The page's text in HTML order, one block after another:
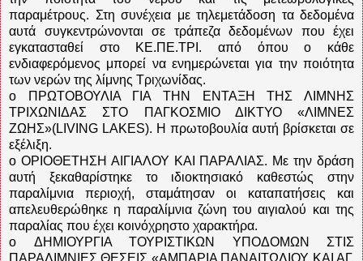
παραμέτρους. Στη συνέχεια με τηλεμετάδοση τα δεδομένα
αυτά συγκεντρώνονται σε τράπεζα δεδομένων που έχει
εγκατασταθεί στο ΚΕ.ΠΕ.ΤΡΙ. από όπου ο κάθε
ενδιαφερόμενος μπορεί να ενημερώνεται για την ποιότητα
των νερών της λίμνης Τριχωνίδας.
o ΠΡΩΤΟΒΟΥΛΙΑ ΓΙΑ ΤΗΝ ΕΝΤΑΞΗ ΤΗΣ ΛΙΜΝΗΣ
ΤΡΙΧΩΝΙΔΑΣ ΣΤΟ ΠΑΓΚΟΣΜΙΟ ΔΙΚΤΥΟ «ΛΙΜΝΕΣ
ΖΩΗΣ»(LIVING LAKES). Η πρωτοβουλία αυτή βρίσκεται σε
εξέλιξη.
o ΟΡΙΟΘΕΤΗΣΗ ΑΙΓΙΑΛΟΥ ΚΑΙ ΠΑΡΑΛΙΑΣ. Με την δράση
αυτή ξεκαθαρίστηκε το ιδιοκτησιακό καθεστώς στην
παραλίμνια περιοχή, σταμάτησαν οι καταπατήσεις και
απελευθερώθηκε η παραλίμνια ζώνη του αιγιαλού και της
παραλίας που έχει κοινόχρηστο χαρακτήρα.
o ΔΗΜΙΟΥΡΓΙΑ ΤΟΥΡΙΣΤΙΚΩΝ ΥΠΟΔΟΜΩΝ ΣΤΙΣ
ΠΑΡΑΛΙΜΝΙΕΣ ΘΕΣΕΙΣ «ΑΜΠΑΡΙΑ ΠΑΝΑΙΤΩΛΙΟΥ ΚΑΙ ΑΓ.